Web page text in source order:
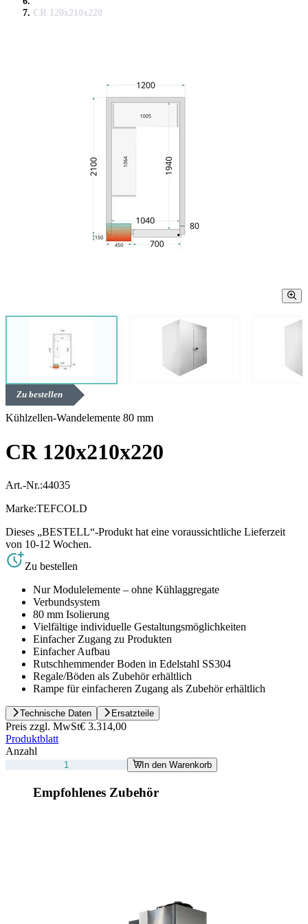
CR 120x210x220
Zu bestellen
Kühlzellen-Wandelemente 80 mm
CR 120x210x220
Art.-Nr.:44035
Marke:TEFCOLD
Dieses „BESTELL“-Produkt hat eine voraussichtliche Lieferzeit
von 10-12 Wochen.
Zu bestellen
Nur Modulelemente – ohne Kühlaggregate
Verbundsystem
80 mm Isolierung
Vielfältige individuelle Gestaltungsmöglichkeiten
Einfacher Zugang zu Produkten
Einfacher Aufbau
Rutschhemmender Boden in Edelstahl SS304
Regale/Böden als Zubehör erhältlich
Rampe für einfacheren Zugang als Zubehör erhältlich
Technische Daten Ersatzteile
Preis zzgl. MwSt€ 3.314,00
Produktblatt
Anzahl
In den Warenkorb
Empfohlenes Zubehör